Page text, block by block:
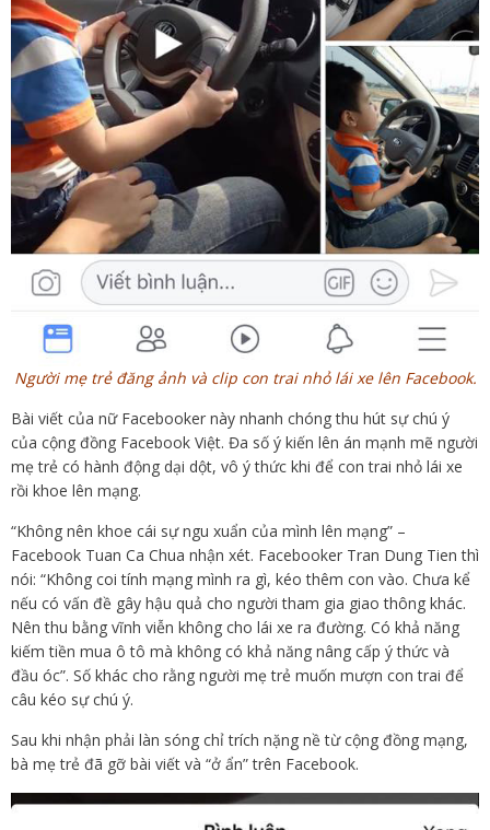
Người mẹ trẻ đăng ảnh và clip con trai nhỏ lái xe lên Facebook.
Bài viết của nữ Facebooker này nhanh chóng thu hút sự chú ý
của cộng đồng Facebook Việt. Đa số ý kiến lên án mạnh mẽ người
mẹ trẻ có hành động dại dột, vô ý thức khi để con trai nhỏ lái xe
rồi khoe lên mạng.
“Không nên khoe cái sự ngu xuẩn của mình lên mạng” –
Facebook Tuan Ca Chua nhận xét. Facebooker Tran Dung Tien thì
nói: “Không coi tính mạng mình ra gì, kéo thêm con vào. Chưa kể
nếu có vấn đề gây hậu quả cho người tham gia giao thông khác.
Nên thu bằng vĩnh viễn không cho lái xe ra đường. Có khả năng
kiếm tiền mua ô tô mà không có khả năng nâng cấp ý thức và
đầu óc”. Số khác cho rằng người mẹ trẻ muốn mượn con trai để
câu kéo sự chú ý.
Sau khi nhận phải làn sóng chỉ trích nặng nề từ cộng đồng mạng,
bà mẹ trẻ đã gỡ bài viết và “ở ẩn” trên Facebook.